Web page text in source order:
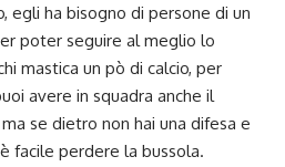
egli ha bisogno di persone di un
poter seguire al meglio lo
mastica un pò di calcio, per
avere in squadra anche il
se dietro non hai una difesa e
facile perdere la bussola.